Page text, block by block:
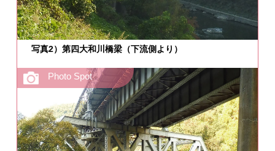
写真2）第四大和川橋梁（下流側より）